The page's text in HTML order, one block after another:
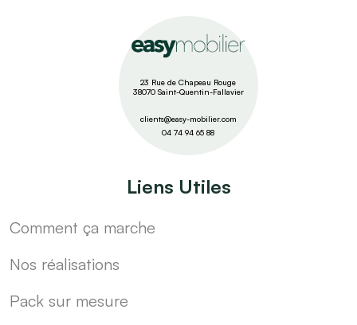
23 Rue de Chapeau Rouge
38070 Saint-Quentin-Fallavier
clients@easy-mobilier.com
04 74 94 65 88
Liens Utiles
Comment ça marche
Nos réalisations
Pack sur mesure